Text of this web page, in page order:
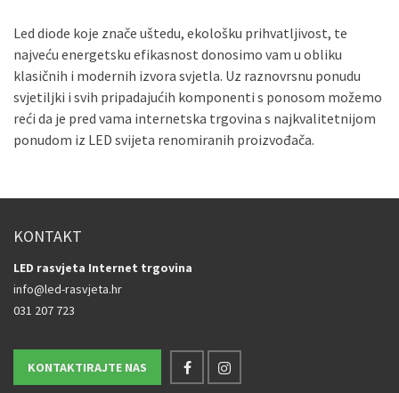
Led diode koje znače uštedu, ekološku prihvatljivost, te
najveću energetsku efikasnost donosimo vam u obliku
klasičnih i modernih izvora svjetla. Uz raznovrsnu ponudu
svjetiljki i svih pripadajućih komponenti s ponosom možemo
reći da je pred vama internetska trgovina s najkvalitetnijom
ponudom iz LED svijeta renomiranih proizvođača.
KONTAKT
LED rasvjeta Internet trgovina
info@led-rasvjeta.hr
031 207 723
KONTAKTIRAJTE NAS